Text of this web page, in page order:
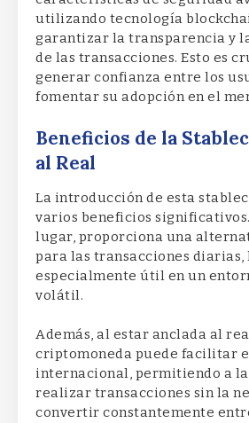
utilizando tecnología
garantizar la transparencia y
de las transacciones. Esto es
generar confianza entre los
fomentar su adopción en el
Beneficios de la
al Real
La introducción de esta
varios beneficios
lugar, proporciona una
para las transacciones diarias,
especialmente útil en un
volátil.
Además, al estar anclada al
criptomoneda puede facilitar
internacional, permitiendo a
realizar transacciones sin la
convertir constantemente